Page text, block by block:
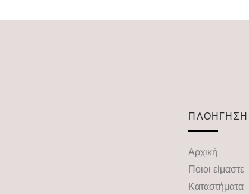
ΠΛΟΗΓΗΣΗ
Αρχική
Ποιοι είμαστε
Καταστήματα